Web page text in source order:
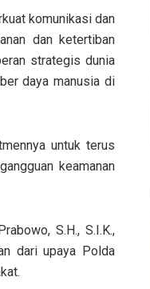
komunikasi dan
dan ketertiban
strategis dunia
daya manusia di
untuk terus
keamanan
S.H., S.I.K.,
dari upaya Polda